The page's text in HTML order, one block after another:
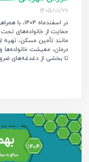
1405/01/26
در اسفندماه ۱۴۰۴، با همراهی ارزشمند خیرین،
حمایت از خانواده‌های
مانند تأمین مسکن، تهیه
درمان، معیشت
تا بخشی از دغدغه‌های